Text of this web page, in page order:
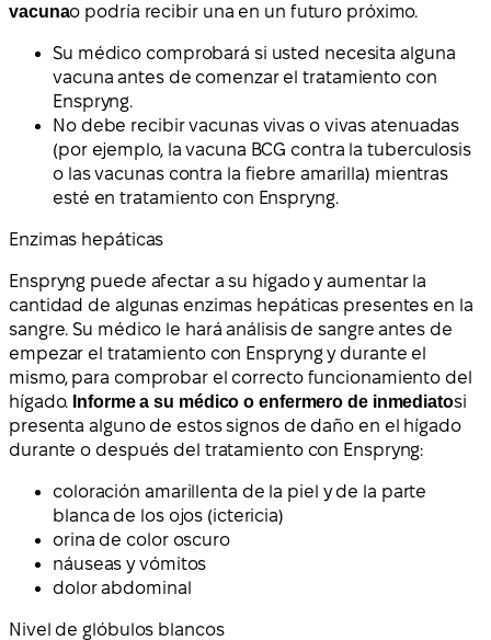
vacunao podría recibir una en un futuro próximo.
Su médico comprobará si usted necesita alguna
vacuna antes de comenzar el tratamiento con
Enspryng.
No debe recibir vacunas vivas o vivas atenuadas
(por ejemplo, la vacuna BCG contra la tuberculosis
o las vacunas contra la fiebre amarilla) mientras
esté en tratamiento con Enspryng.
Enzimas hepáticas
Enspryng puede afectar a su hígado y aumentar la
cantidad de algunas enzimas hepáticas presentes en la
sangre. Su médico le hará análisis de sangre antes de
empezar el tratamiento con Enspryng y durante el
mismo, para comprobar el correcto funcionamiento del
hígado. Informe a su médico o enfermero de inmediatosi
presenta alguno de estos signos de daño en el hígado
durante o después del tratamiento con Enspryng:
coloración amarillenta de la piel y de la parte
blanca de los ojos (ictericia)
orina de color oscuro
náuseas y vómitos
dolor abdominal
Nivel de glóbulos blancos